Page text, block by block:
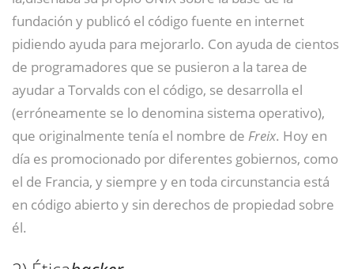
fundación y publicó el código fuente en internet
pidiendo ayuda para mejorarlo. Con ayuda de cientos
de programadores que se pusieron a la tarea de
ayudar a Torvalds con el código, se desarrolla el
(erróneamente se lo denomina sistema operativo),
que originalmente tenía el nombre de Freix. Hoy en
día es promocionado por diferentes gobiernos, como
el de Francia, y siempre y en toda circunstancia está
en código abierto y sin derechos de propiedad sobre
él.